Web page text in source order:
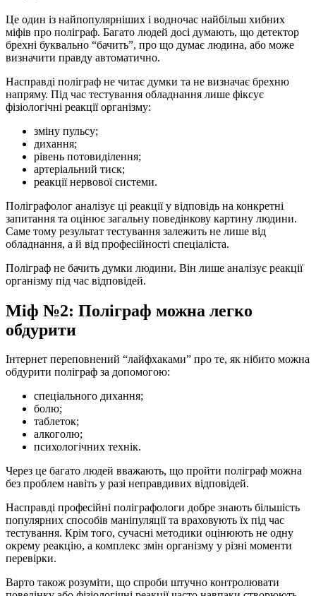
Це один із найпопулярніших і водночас найбільш хибних
міфів про поліграф. Багато людей досі думають, що детектор
брехні буквально “бачить”, про що думає людина, або може
визначити правду автоматично.
Насправді поліграф не читає думки та не визначає брехню
напряму. Під час тестування обладнання лише фіксує
фізіологічні реакції організму:
зміну пульсу;
дихання;
рівень потовиділення;
артеріальний тиск;
реакції нервової системи.
Поліграфолог аналізує ці реакції у відповідь на конкретні
запитання та оцінює загальну поведінкову картину людини.
Саме тому результат тестування залежить не лише від
обладнання, а й від професійності спеціаліста.
Поліграф не бачить думки людини. Він лише аналізує реакції
організму під час відповідей.
Міф №2: Поліграф можна легко
обдурити
Інтернет переповнений “лайфхаками” про те, як нібито можна
обдурити поліграф за допомогою:
спеціального дихання;
болю;
таблеток;
алкоголю;
психологічних технік.
Через це багато людей вважають, що пройти поліграф можна
без проблем навіть у разі неправдивих відповідей.
Насправді професійні поліграфологи добре знають більшість
популярних способів маніпуляції та враховують їх під час
тестування. Крім того, сучасні методики оцінюють не одну
окрему реакцію, а комплекс змін організму у різні моменти
перевірки.
Варто також розуміти, що спроби штучно контролювати